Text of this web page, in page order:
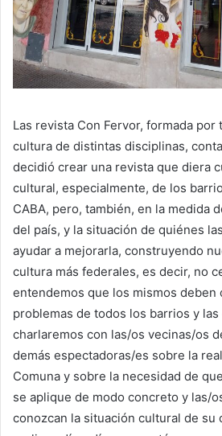
Las revista Con Fervor, formada por
cultura de distintas disciplinas,
decidió crear una revista que diera
cultural, especialmente, de los
CABA, pero, también, en la medida
del país, y la situación de quiénes
ayudar a mejorarla, construyendo
cultura más federales, es decir, no
entendemos que los mismos deben
problemas de todos los barrios y
charlaremos con las/os vecinas/os
demás espectadoras/es sobre la
Comuna y sobre la necesidad de
se aplique de modo concreto y las/
conozcan la situación cultural de su